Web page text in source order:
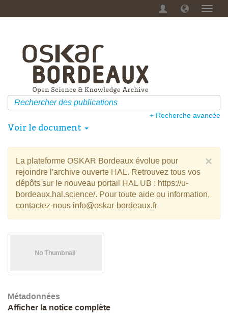
Menu
+ Recherche avancée
Voir le document
×
La plateforme OSKAR Bordeaux évolue pour
rejoindre l'archive ouverte HAL. Retrouvez tous vos
dépôts sur le nouveau portail HAL UB : https://u-
bordeaux.hal.science/. Pour toute aide ou information,
contactez-nous info@oskar-bordeaux.fr
Métadonnées
Afficher la notice complète